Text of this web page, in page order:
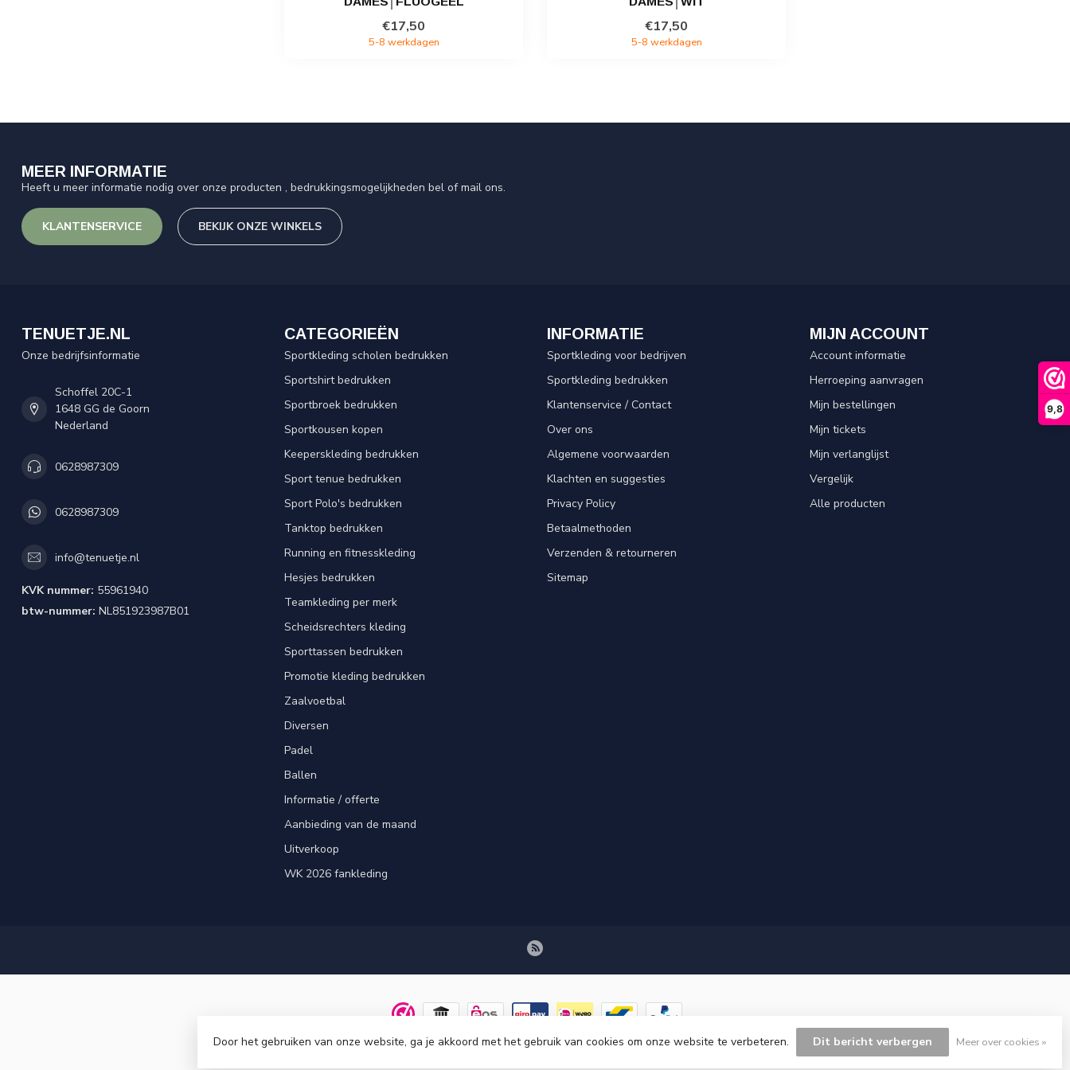
9,8
€17,50
5-8 werkdagen
€17,50
5-8 werkdagen
MEER INFORMATIE
Heeft u meer informatie nodig over onze producten , bedrukkingsmogelijkheden bel of mail ons.
KLANTENSERVICE BEKIJK ONZE WINKELS
TENUETJE.NL
Onze bedrijfsinformatie
Schoffel 20C-1
1648 GG de Goorn
Nederland
0628987309
0628987309
info@tenuetje.nl
KVK nummer: 55961940
btw-nummer: NL851923987B01
CATEGORIEËN
Sportkleding scholen bedrukken
Sportshirt bedrukken
Sportbroek bedrukken
Sportkousen kopen
Keeperskleding bedrukken
Sport tenue bedrukken
Sport Polo's bedrukken
Tanktop bedrukken
Running en fitnesskleding
Hesjes bedrukken
Teamkleding per merk
Scheidsrechters kleding
Sporttassen bedrukken
Promotie kleding bedrukken
Zaalvoetbal
Diversen
Padel
Ballen
Informatie / offerte
Aanbieding van de maand
Uitverkoop
WK 2026 fankleding
INFORMATIE
Sportkleding voor bedrijven
Sportkleding bedrukken
Klantenservice / Contact
Over ons
Algemene voorwaarden
Klachten en suggesties
Privacy Policy
Betaalmethoden
Verzenden & retourneren
Sitemap
MIJN ACCOUNT
Account informatie
Herroeping aanvragen
Mijn bestellingen
Mijn tickets
Mijn verlanglijst
Vergelijk
Alle producten
© Copyright 2026 Tenuetje.nl
Door het gebruiken van onze website, ga je akkoord met het gebruik van cookies om onze website te verbeteren. Dit bericht verbergen Meer over cookies »